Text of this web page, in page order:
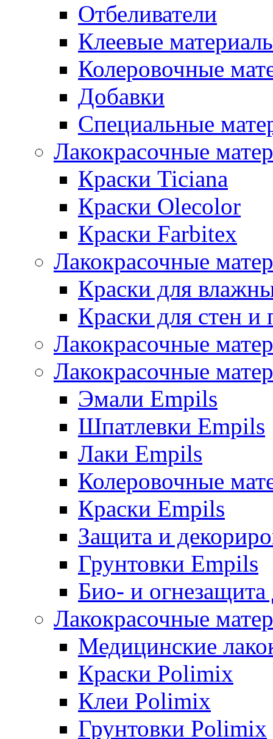
Отбеливатели
Клеевые
Колеровочные
Добавки
Специальные
Лакокрасочные
Краски Ticiana
Краски Olecolor
Краски Farbitex
Лакокрасочные
Краски для
Краски для стен и
Лакокрасочные
Лакокрасочные
Эмали Empils
Шпатлевки Empils
Лаки Empils
Колеровочные
Краски Empils
Защита и
Грунтовки Empils
Био- и
Лакокрасочные
Медицинские
Краски Polimix
Клеи Polimix
Грунтовки Polimix